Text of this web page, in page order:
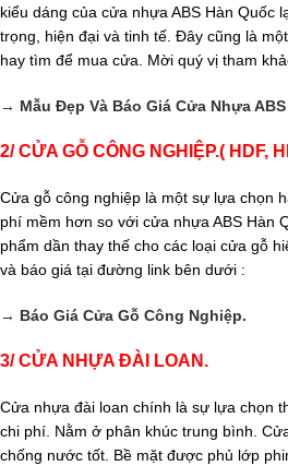
kiểu dáng của cửa nhựa ABS Hàn Quốc
trọng, hiện đại và tinh tế. Đây cũng là
hay tìm để mua cửa. Mời quý vị tham
→ Mẫu Đẹp Và Báo Giá Cửa Nhựa
2/ CỬA GỖ CÔNG NGHIỆP.( HDF,
Cửa gỗ công nghiệp là một sự lựa chọn
phí mềm hơn so với cửa nhựa ABS Hàn
phẩm dần thay thế cho các loại cửa gỗ
và báo giá tại đường link bên dưới :
→ Báo Giá Cửa Gỗ Công Nghiệp.
3/ CỬA NHỰA ĐÀI LOAN.
Cửa nhựa đài loan chính là sự lựa chọn
chi phí. Nằm ở phân khúc trung bình.
chống nước tốt. Bề mặt được phủ lớp